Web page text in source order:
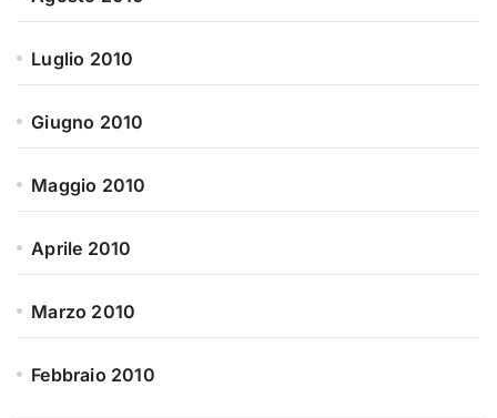
Luglio 2010
Giugno 2010
Maggio 2010
Aprile 2010
Marzo 2010
Febbraio 2010